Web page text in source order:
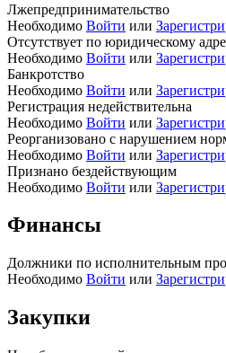
Лжепредпринимательство
Необходимо Войти или
Отсутствует по юридическому
Необходимо Войти или
Банкротство
Необходимо Войти или
Регистрация недействительна
Необходимо Войти или
Реорганизовано с нарушением
Необходимо Войти или
Признано бездействующим
Необходимо Войти или
Финансы
Должники по исполнительным
Необходимо Войти или
Закупки